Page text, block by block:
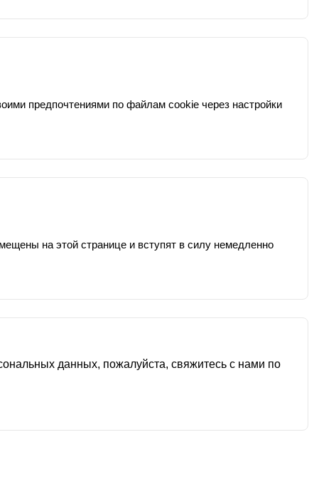
предпочтениями по файлам cookie через настройки
на этой странице и вступят в силу немедленно
данных, пожалуйста, свяжитесь с нами по